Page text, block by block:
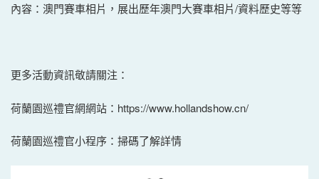
內容：澳門賽車相片，展出歷年澳門大賽車相片/資料歷史等等
更多活動資訊敬請關注：
荷蘭園巡禮官網網站：https://www.hollandshow.cn/
荷蘭園巡禮官小程序：掃碼了解詳情